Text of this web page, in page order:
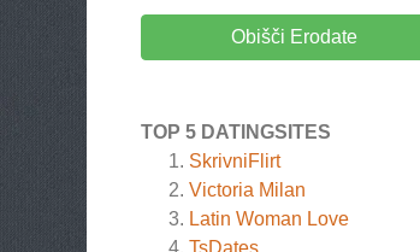
Obišči Erodate
TOP 5 DATINGSITES
SkrivniFlirt
Victoria Milan
Latin Woman Love
TsDates